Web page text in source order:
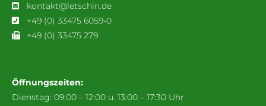
kontakt@letschin.de
+49 (0) 33475 6059-0
+49 (0) 33475 279
Öffnungszeiten:
Dienstag: 09:00 – 12:00 u. 13:00 – 17:30 Uhr